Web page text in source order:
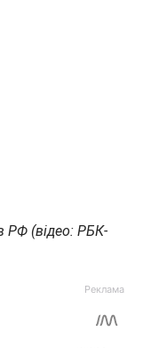
РФ (відео: РБК-